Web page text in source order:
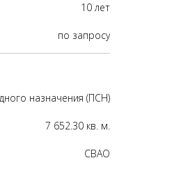
10 лет
по запросу
назначения (ПСН)
7 652.30 кв. м.
CВАО